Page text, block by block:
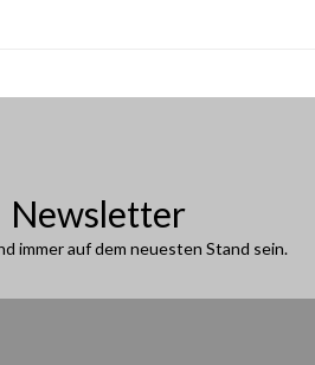
Newsletter
immer auf dem neuesten Stand sein.